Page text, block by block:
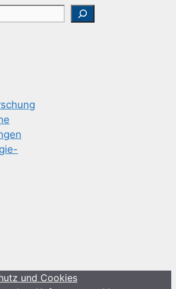
und Cookies